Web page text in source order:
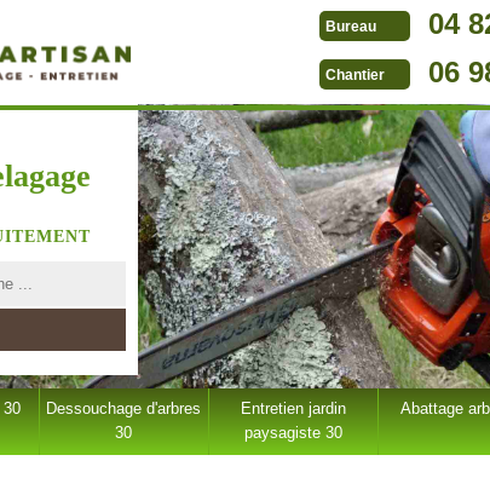
Bureau 04
Chantier 06
30
Dessouchage d'arbres
30
Entretien jardin
paysagiste 30
Abattage